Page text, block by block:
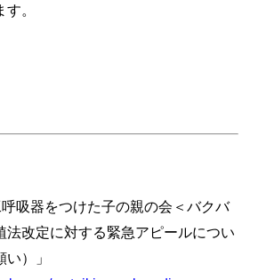
。
吸器をつけた子の親の会＜バクバ
法改定に対する緊急アピールについ
）」